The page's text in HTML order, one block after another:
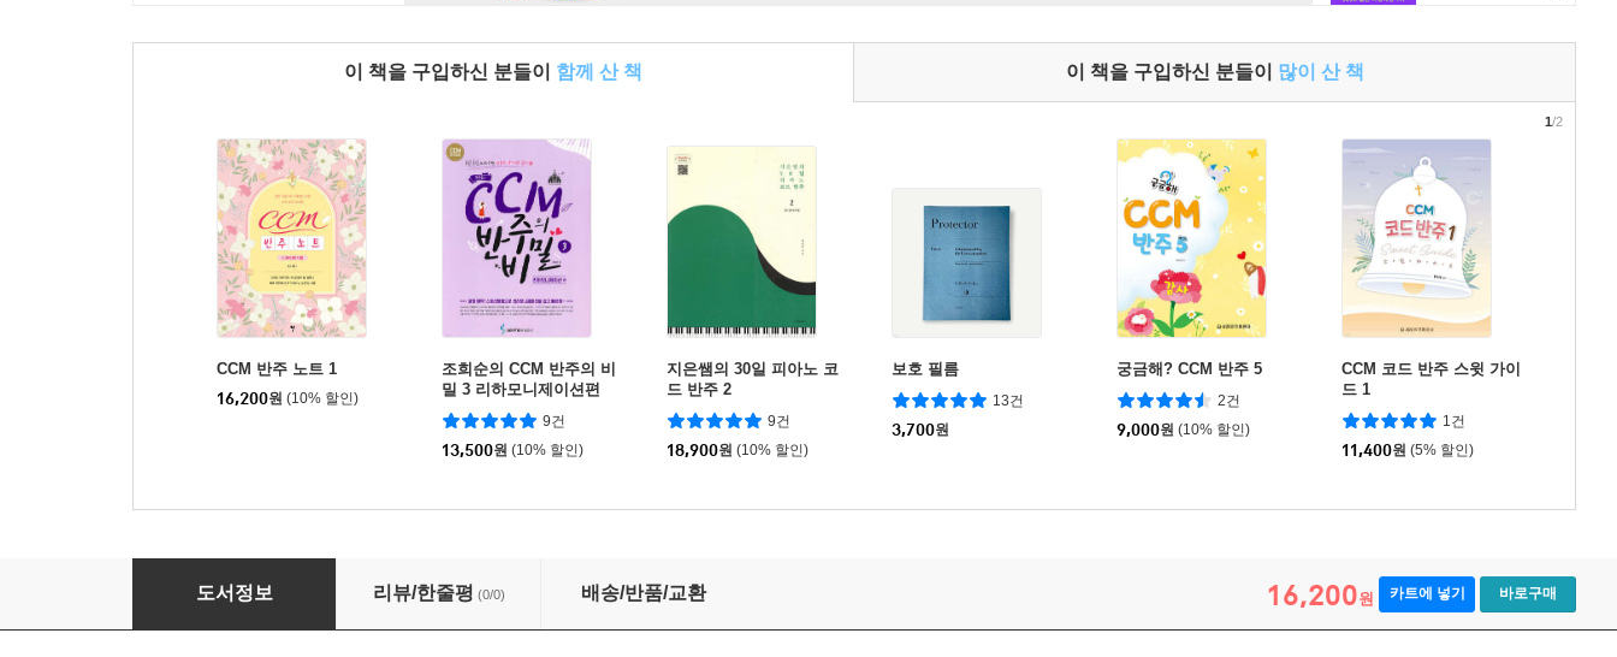
이 책을 구입하신 분들이 함께 산 책 이 책을 구입하신 분들이 많이 산 책
CCM 반주 노트 1
16,200원 (10% 할인)
조희순의 CCM 반주의 비
밀 3 리하모니제이션편
9건
13,500원 (10% 할인)
지은쌤의 30일 피아노 코
드 반주 2
9건
18,900원 (10% 할인)
보호 필름
13건
3,700원
궁금해? CCM 반주 5
2건
9,000원 (10% 할인)
CCM 코드 반주 스윗 가이
드 1
1건
11,400원 (5% 할인)
1/2
CCM 반주 노트 2
도서정보 리뷰/한줄평 (0/0) 배송/반품/교환 16,200원 카트에 넣기 바로구매